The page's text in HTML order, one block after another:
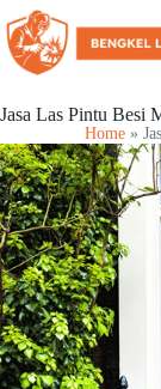
Jasa Las Pintu Besi
Home »